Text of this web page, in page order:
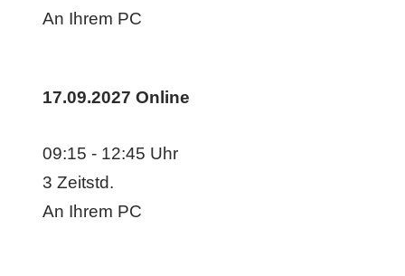
An Ihrem PC
17.09.2027 Online
09:15 - 12:45 Uhr
3 Zeitstd.
An Ihrem PC